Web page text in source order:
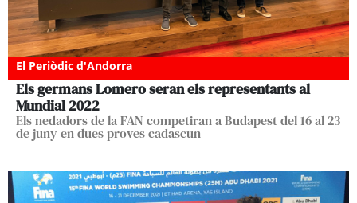
El Periòdic d'Andorra
Els germans Lomero seran els representants al
Mundial 2022
Els nedadors de la FAN competiran a Budapest del 16 al 23
de juny en dues proves cadascun